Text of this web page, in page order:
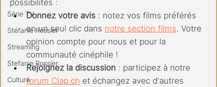
Série TV
Stéfanie Rossier
Streaming
Stefanie Rossier
Culture
possibilités :
Donnez votre avis : notez vos films préférés
en un seul clic dans notre section films. Votre
opinion compte pour nous et pour la
communauté cinéphile !
Rejoignez la discussion : participez à notre
forum Clap.ch et échangez avec d'autres